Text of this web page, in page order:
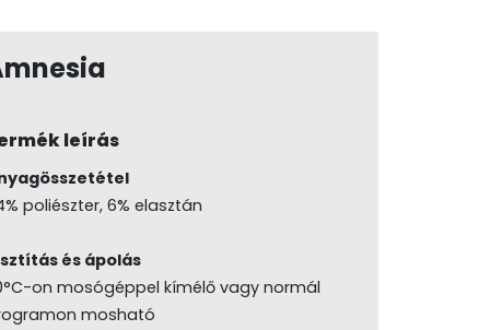
leírás
poliészter, 6% elasztán
és ápolás
on mosógéppel kímélő vagy normál
mosható